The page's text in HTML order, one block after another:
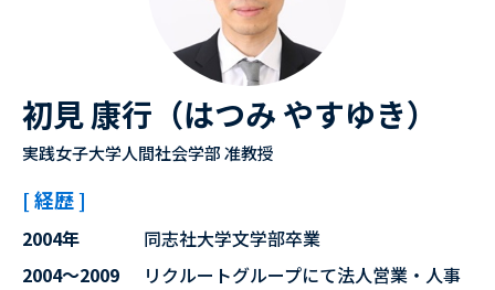
初見 康行（はつみ やすゆき）
実践女子大学人間社会学部 准教授
[ 経歴 ]
2004年
同志社大学文学部卒業
2004～2009
リクルートグループにて法人営業・人事